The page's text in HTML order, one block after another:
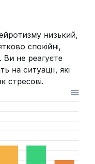
низький,
спокійні,
Ви не реагуєте
на ситуації, які
стресові.